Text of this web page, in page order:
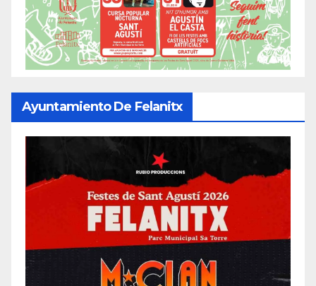
Ayuntamiento De Felanitx